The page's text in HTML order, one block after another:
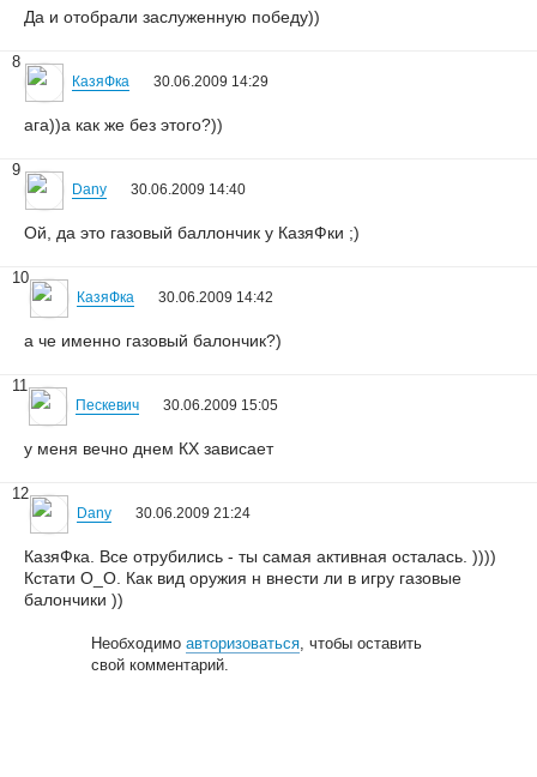
Да и отобрали заслуженную победу))
8
КазяФка 30.06.2009 14:29
ага))а как же без этого?))
9
Dany 30.06.2009 14:40
Ой, да это газовый баллончик у КазяФки ;)
10
КазяФка 30.06.2009 14:42
а че именно газовый балончик?)
11
Пескевич 30.06.2009 15:05
у меня вечно днем КХ зависает
12
Dany 30.06.2009 21:24
КазяФка. Все отрубились - ты самая активная осталась. ))))
Кстати О_О. Как вид оружия н внести ли в игру газовые
балончики ))
Необходимоавторизоваться, чтобы оставить
свой комментарий.